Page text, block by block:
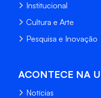
Institucional
Cultura e Arte
Pesquisa e Inovação
ACONTECE NA
Notícias